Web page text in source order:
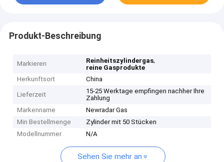
Produkt-Beschreibung
Markieren Reinheitszylindergas,
reine Gasprodukte
Herkunftsort
China
Lieferzeit
15-25 Werktage empfingen nachher Ihre
Zahlung
Markenname
Newradar Gas
Min Bestellmenge
Zylinder mit 50 Stücken
Modellnummer
N/A
Sehen Sie mehr an